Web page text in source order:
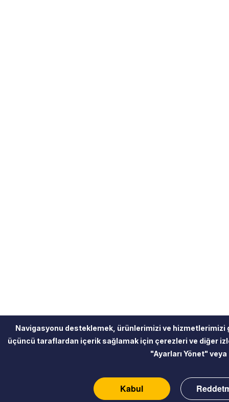
Navigasyonu desteklemek, ürünlerimizi ve
üçüncü taraflardan içerik sağlamak için çerezleri ve diğer
"Ayarları Yönet"
Kabul